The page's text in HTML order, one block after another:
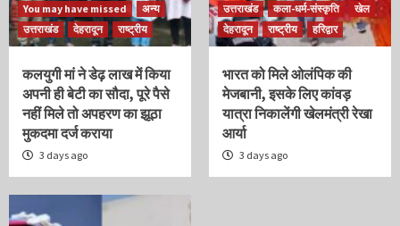
You may have missed
अन्य
उत्तराखंड
देहरादून राष्ट्रीय
कलयुगी मां ने डेढ़ लाख में किया
अपनी ही बेटी का सौदा, पूरे पैसे
नहीं मिले तो अपहरण का झूठा
मुकदमा दर्ज कराया
3 days ago
उत्तराखंड
कला-धर्म-संस्कृति
खेल
देहरादून
राष्ट्रीय हरिद्वार
भारत को मिले ओलंपिक की
मेजबानी, इसके लिए कांवड़
यात्रा निकालेंगी खेलमंत्री रेखा
आर्या
3 days ago